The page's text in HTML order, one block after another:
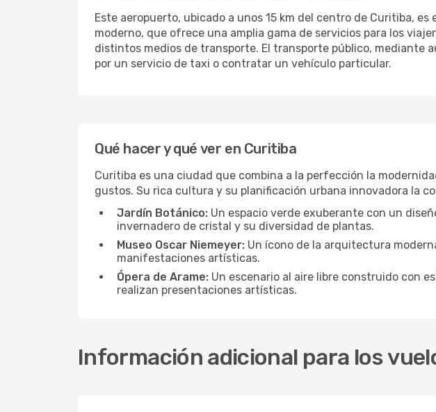
Este aeropuerto, ubicado a unos 15 km del centro de Curitiba,
moderno, que ofrece una amplia gama de servicios para los
distintos medios de transporte. El transporte público, mediante
por un servicio de taxi o contratar un vehículo particular.
Qué hacer y qué ver en Curitiba
Curitiba es una ciudad que combina a la perfección la
gustos. Su rica cultura y su planificación urbana innovadora la
Jardín Botánico: Un espacio verde exuberante con un
invernadero de cristal y su diversidad de plantas.
Museo Oscar Niemeyer: Un ícono de la arquitectura
manifestaciones artísticas.
Ópera de Arame: Un escenario al aire libre construido con
realizan presentaciones artísticas.
Información adicional para los